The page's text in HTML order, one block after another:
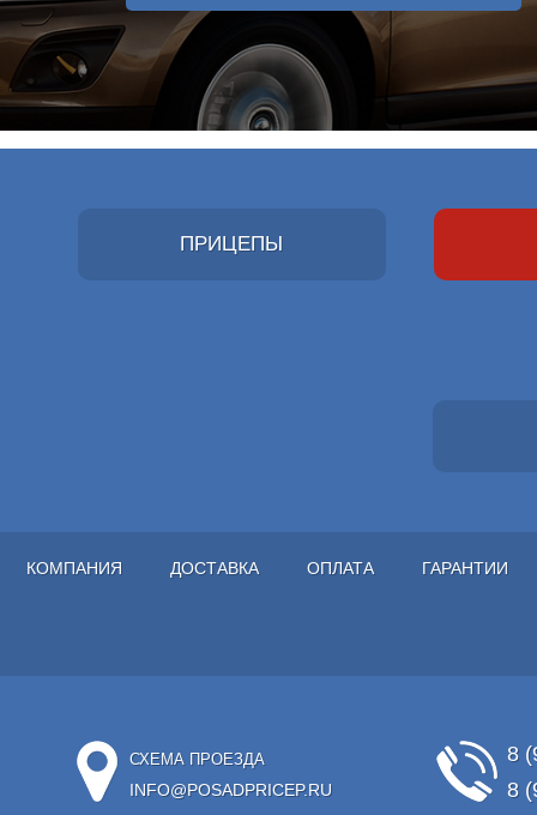
ПРИЦЕПЫ
КОМПАНИЯ ДОСТАВКА ОПЛАТА ГАРАНТИИ
СХЕМА ПРОЕЗДА
INFO@POSADPRICEP.RU
8
8